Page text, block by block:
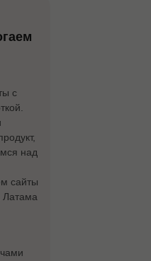
с
над
сайты